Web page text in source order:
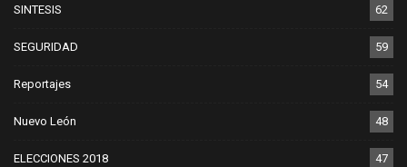
SINTESIS 62
SEGURIDAD 59
Reportajes 54
Nuevo León 48
ELECCIONES 2018 47